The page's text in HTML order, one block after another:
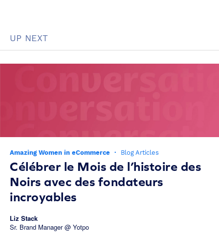
UP NEXT
Amazing Women in eCommerce · Blog Articles
Célébrer le Mois de l’histoire des
Noirs avec des fondateurs
incroyables
Liz Stack
Sr. Brand Manager @ Yotpo